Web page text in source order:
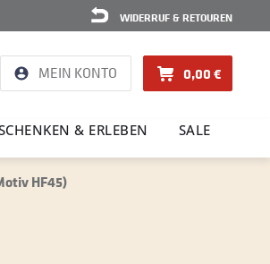
WIDERRUF & RETOUREN
MEIN KONTO 0,00 €
& ERLEBEN SALE
HF45)